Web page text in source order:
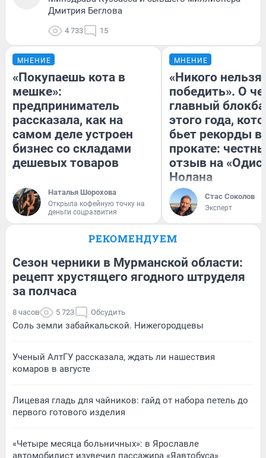
Дмитрия Беглова
4 733 15
МНЕНИЕ
«Покупаешь кота в
мешке»:
предприниматель
рассказала, как на
самом деле устроен
бизнес со складами
дешевых товаров
Наталья Шорохова
Открыла кофейную точку на
деньги соцразвития
МНЕНИЕ
«Никого нельзя
победить». О
главный
этого года,
бьет рекорды в
прокате:
отзыв на
Нолана
Стас Соколов
Эксперт
РЕКОМЕНДУЕМ
Сезон черники в Мурманской области:
рецепт хрустящего ягодного штруделя
за полчаса
8 часов 5 723 Обсудить
Соль земли забайкальской. Нижегородцевы
Ученый АлтГУ рассказала, ждать ли нашествия
комаров в августе
Лицевая гладь для чайников: гайд от набора петель до
первого готового изделия
«Четыре месяца больничных»: в Ярославле
автомобилист изувечил пассажира «Яавтобуса»